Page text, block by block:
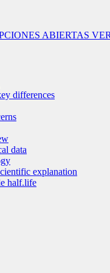
ABIERTAS
differences
data
explanation
half.life